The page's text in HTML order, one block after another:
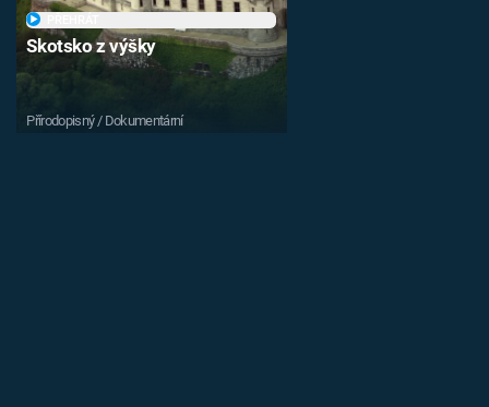
Skotsko z výšky
Přírodopisný / Dokumentární